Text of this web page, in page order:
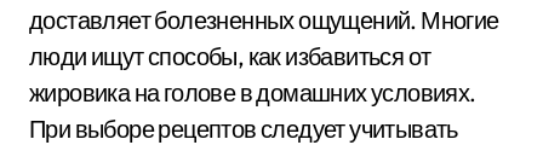
доставляет болезненных ощущений. Многие
люди ищут способы, как избавиться от
жировика на голове в домашних условиях.
При выборе рецептов следует учитывать